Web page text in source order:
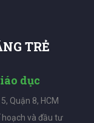
TRẺ
dục
Quận 8, HCM
hoạch và đầu tư